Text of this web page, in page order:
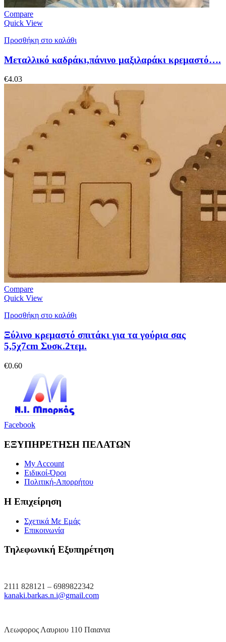
Compare
Quick View
Προσθήκη στο καλάθι
Μεταλλικό καδράκι,πάνινο μαξιλαράκι κρεμαστό….
€4.03
Compare
Quick View
Προσθήκη στο καλάθι
Ξύλινο κρεμαστό σπιτάκι για τα γούρια σας
5,5χ7cm Συσκ.2τεμ.
€0.60
Facebook
ΕΞΥΠΗΡΕΤΗΣΗ ΠΕΛΑΤΩΝ
My Account
Ειδικοί-Όροι
Πολιτική-Απορρήτου
Η Επιχείρηση
Σχετικά Με Εμάς
Επικοινωνία
Τηλεφωνική Εξυπηρέτηση
2111 828121 – 6989822342
kanaki.barkas.n.i@gmail.com
Λεωφορος Λαυριου 110 Παιανια